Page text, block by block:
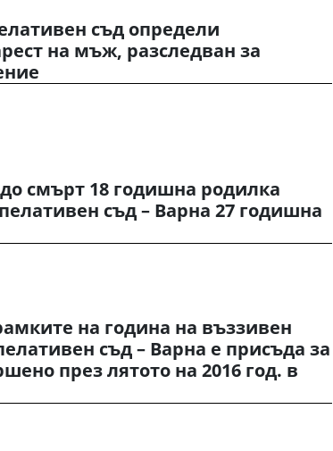
съд определи
на мъж, разследван за
смърт 18 годишна родилка
съд – Варна 27 годишна
на година на въззивен
съд – Варна е присъда за
през лятото на 2016 год. в